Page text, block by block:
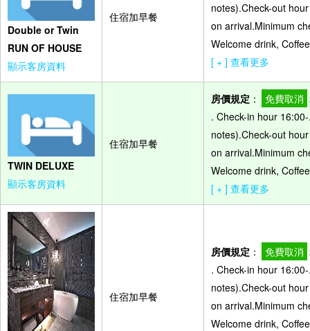
Double or Twin
RUN OF HOUSE
顯示客房資料
住宿加早餐
notes).Check-out
on arrival.Minimum
Welcome drink,
[ + ] 查看更多
TWIN DELUXE
顯示客房資料
住宿加早餐
房價規定 ： 免費取消
. Check-in hour
notes).Check-out
on arrival.Minimum
Welcome drink,
[ + ] 查看更多
住宿加早餐
房價規定 ： 免費取消
. Check-in hour
notes).Check-out
on arrival.Minimum
Welcome drink,